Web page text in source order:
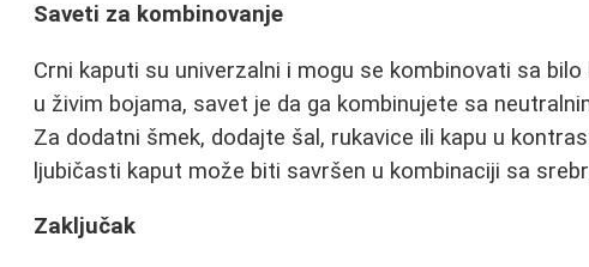
Saveti za kombinovanje
Crni kaputi su univerzalni i mogu se kombinovati sa
u živim bojama, savet je da ga kombinujete sa
Za dodatni šmek, dodajte šal, rukavice ili kapu u
ljubičasti kaput može biti savršen u kombinaciji sa
Zaključak